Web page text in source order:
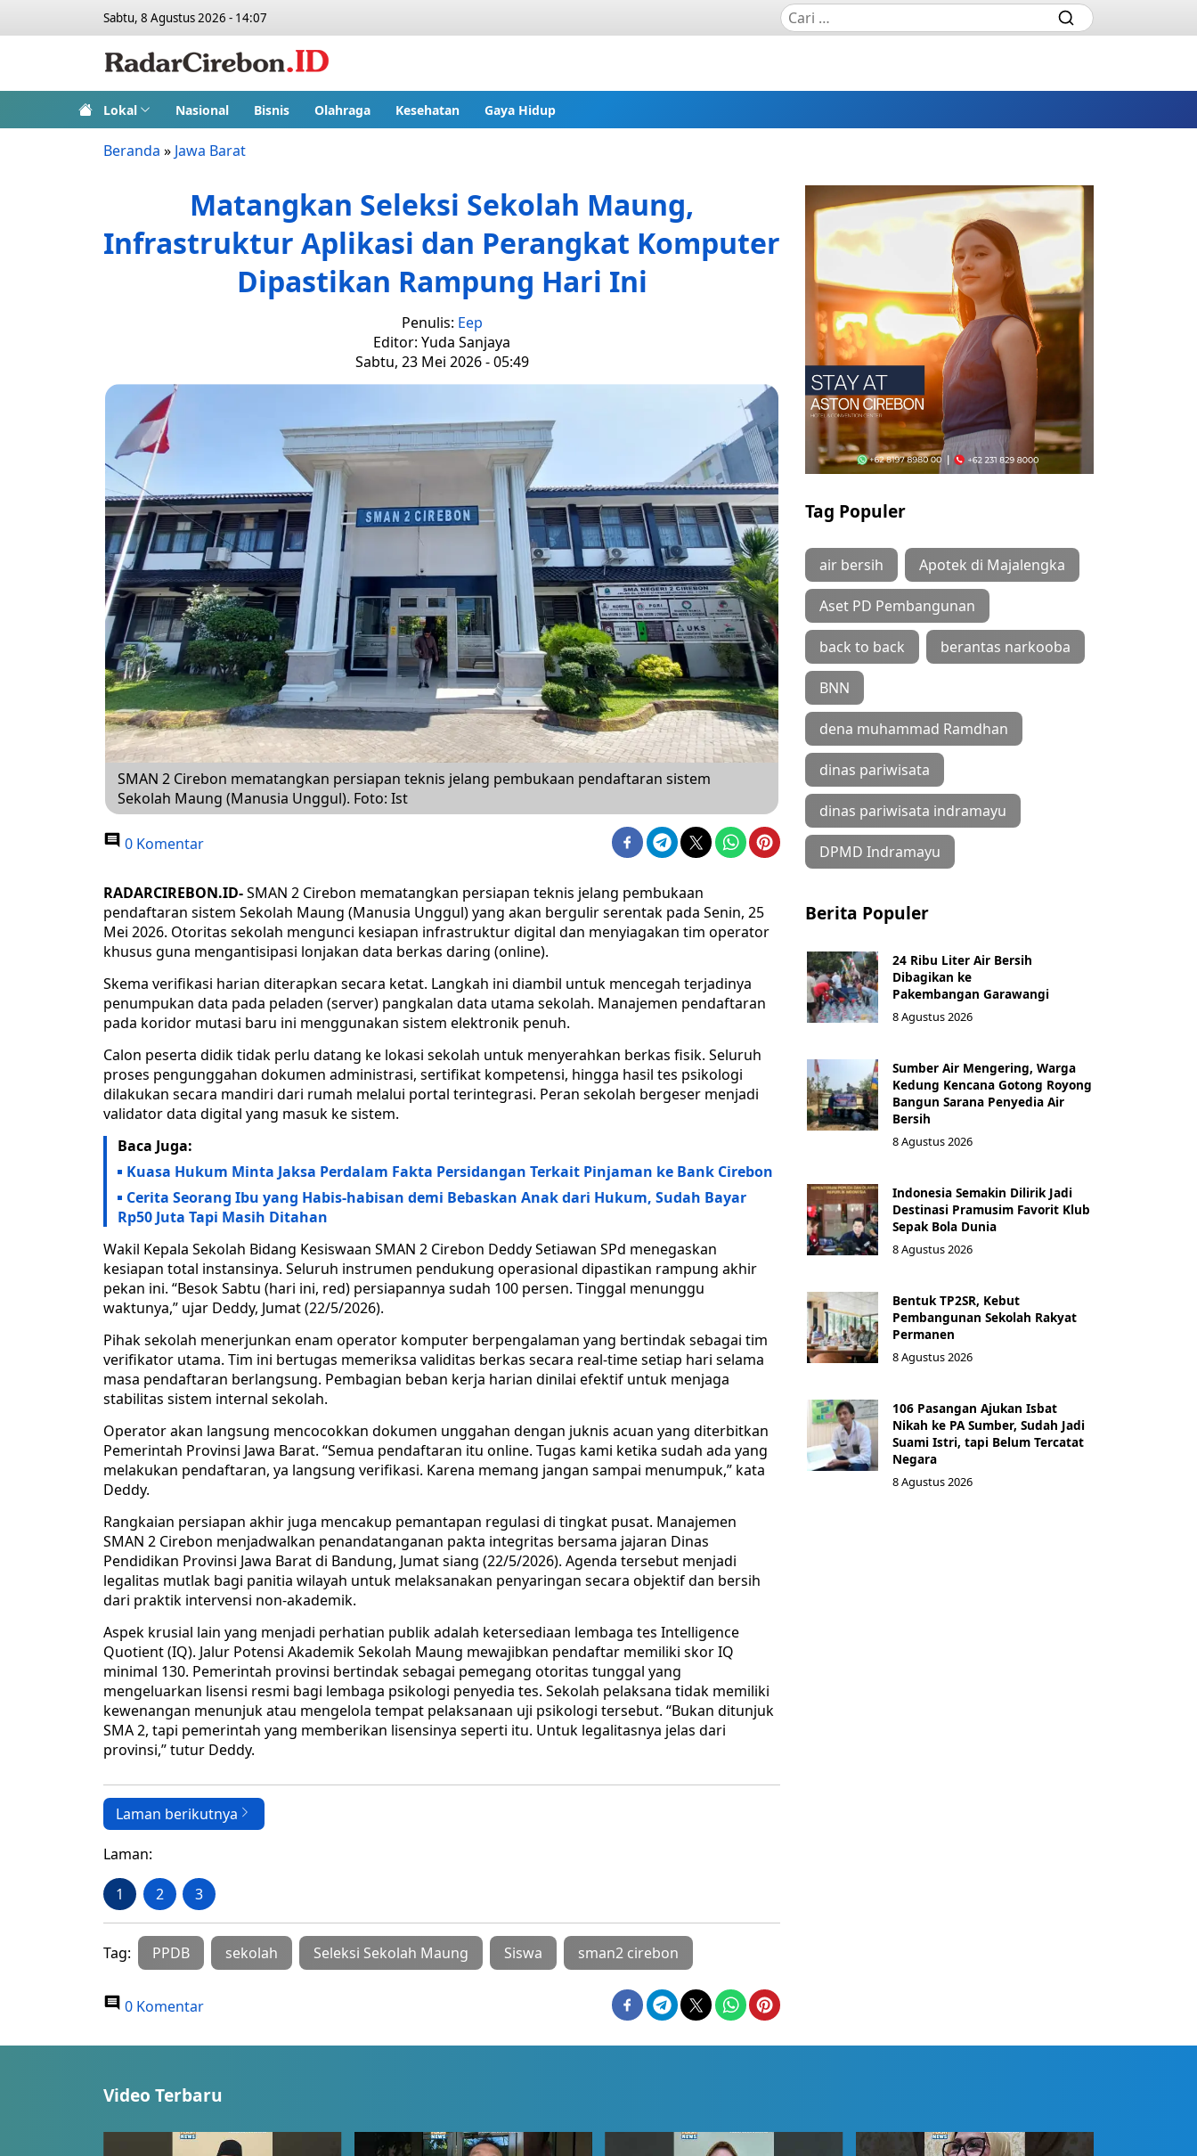
Sabtu, 8 Agustus 2026 - 14:07
Lokal Nasional Bisnis Olahraga Kesehatan Gaya Hidup
Beranda » Jawa Barat
Matangkan Seleksi Sekolah Maung,
Infrastruktur Aplikasi dan Perangkat Komputer
Dipastikan Rampung Hari Ini
Penulis: Eep
Editor: Yuda Sanjaya
Sabtu, 23 Mei 2026 - 05:49
SMAN 2 Cirebon mematangkan persiapan teknis jelang pembukaan pendaftaran sistem
Sekolah Maung (Manusia Unggul). Foto: Ist
0 Komentar
​RADARCIREBON.ID-SMAN 2 Cirebon mematangkan persiapan teknis jelang pembukaan
pendaftaran sistem Sekolah Maung (Manusia Unggul) yang akan bergulir serentak pada Senin, 25
Mei 2026. Otoritas sekolah mengunci kesiapan infrastruktur digital dan menyiagakan tim operator
khusus guna mengantisipasi lonjakan data berkas daring (online).
Skema verifikasi harian diterapkan secara ketat. Langkah ini diambil untuk mencegah terjadinya
penumpukan data pada peladen (server) pangkalan data utama sekolah. Manajemen pendaftaran
pada koridor mutasi baru ini menggunakan sistem elektronik penuh.
Calon peserta didik tidak perlu datang ke lokasi sekolah untuk menyerahkan berkas fisik. Seluruh
proses pengunggahan dokumen administrasi, sertifikat kompetensi, hingga hasil tes psikologi
dilakukan secara mandiri dari rumah melalui portal terintegrasi. Peran sekolah bergeser menjadi
validator data digital yang masuk ke sistem.
Baca Juga:
Kuasa Hukum Minta Jaksa Perdalam Fakta Persidangan Terkait Pinjaman ke Bank Cirebon
Cerita Seorang Ibu yang Habis-habisan demi Bebaskan Anak dari Hukum, Sudah Bayar
Rp50 Juta Tapi Masih Ditahan
​Wakil Kepala Sekolah Bidang Kesiswaan SMAN 2 Cirebon Deddy Setiawan SPd menegaskan
kesiapan total instansinya. Seluruh instrumen pendukung operasional dipastikan rampung akhir
pekan ini. “Besok Sabtu (hari ini, red) persiapannya sudah 100 persen. Tinggal menunggu
waktunya,” ujar Deddy, Jumat (22/5/2026).
Pihak sekolah menerjunkan enam operator komputer berpengalaman yang bertindak sebagai tim
verifikator utama. Tim ini bertugas memeriksa validitas berkas secara real-time setiap hari selama
masa pendaftaran berlangsung. Pembagian beban kerja harian dinilai efektif untuk menjaga
stabilitas sistem internal sekolah.
Operator akan langsung mencocokkan dokumen unggahan dengan juknis acuan yang diterbitkan
Pemerintah Provinsi Jawa Barat. “Semua pendaftaran itu online. Tugas kami ketika sudah ada yang
melakukan pendaftaran, ya langsung verifikasi. Karena memang jangan sampai menumpuk,” kata
Deddy.
Rangkaian persiapan akhir juga mencakup pemantapan regulasi di tingkat pusat. Manajemen
SMAN 2 Cirebon menjadwalkan penandatanganan pakta integritas bersama jajaran Dinas
Pendidikan Provinsi Jawa Barat di Bandung, Jumat siang (22/5/2026). Agenda tersebut menjadi
legalitas mutlak bagi panitia wilayah untuk melaksanakan penyaringan secara objektif dan bersih
dari praktik intervensi non-akademik.
Aspek krusial lain yang menjadi perhatian publik adalah ketersediaan lembaga tes Intelligence
Quotient (IQ). Jalur Potensi Akademik Sekolah Maung mewajibkan pendaftar memiliki skor IQ
minimal 130. Pemerintah provinsi bertindak sebagai pemegang otoritas tunggal yang
mengeluarkan lisensi resmi bagi lembaga psikologi penyedia tes. Sekolah pelaksana tidak memiliki
kewenangan menunjuk atau mengelola tempat pelaksanaan uji psikologi tersebut. “Bukan ditunjuk
SMA 2, tapi pemerintah yang memberikan lisensinya seperti itu. Untuk legalitasnya jelas dari
provinsi,” tutur Deddy.
Laman berikutnya
Laman:
1 2 3
Tag: PPDB sekolah Seleksi Sekolah Maung Siswa sman2 cirebon
0 Komentar
Tag Populer
air bersih Apotek di Majalengka
Aset PD Pembangunan
back to back berantas narkooba
BNN
dena muhammad Ramdhan
dinas pariwisata
dinas pariwisata indramayu
DPMD Indramayu
Berita Populer
24 Ribu Liter Air Bersih
Dibagikan ke
Pakembangan Garawangi
8 Agustus 2026
Sumber Air Mengering, Warga
Kedung Kencana Gotong Royong
Bangun Sarana Penyedia Air
Bersih
8 Agustus 2026
Indonesia Semakin Dilirik Jadi
Destinasi Pramusim Favorit Klub
Sepak Bola Dunia
8 Agustus 2026
Bentuk TP2SR, Kebut
Pembangunan Sekolah Rakyat
Permanen
8 Agustus 2026
106 Pasangan Ajukan Isbat
Nikah ke PA Sumber, Sudah Jadi
Suami Istri, tapi Belum Tercatat
Negara
8 Agustus 2026
Video Terbaru